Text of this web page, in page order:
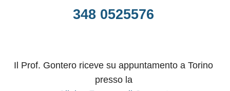
348 0525576
Il Prof. Gontero riceve su appuntamento a Torino
presso la